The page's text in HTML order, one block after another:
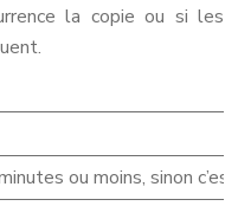
la copie ou si les
ou moins, sinon